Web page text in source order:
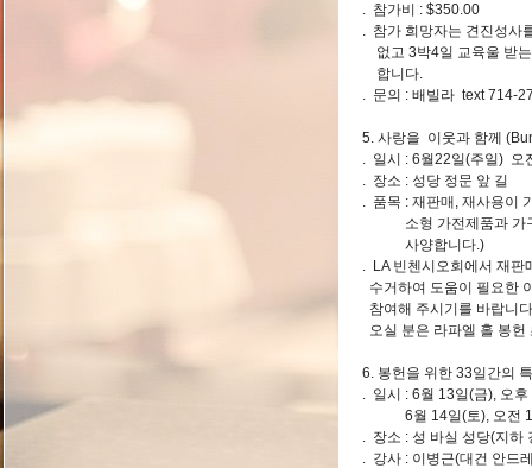
. 참가비 : $350.00
. 참가 희망자는 견진성사
없고 3박4일 교육울 받
합니다.
. 문의 : 배빌라 text 714-
5. 사랑을 이웃과 함께
. 일시 : 6월22일(주일) 오
. 장소 : 성당 정문 앞 길
. 품목 : 재판매, 재사용이
소형 가전제품과 가구(
사양합니다.)
. LA 빈첸시오회에서 재판
수거하여 도움이 필요한
참여해 주시기를 바랍니
오실 분은 라파엘 홀 봉
6. 봉헌을 위한 33일간의
. 일시 : 6월 13일(금), 오
6월 14일(토), 오전 10
. 장소 : 성 바실 성당(지하
. 강사 : 이병근(대건 안드